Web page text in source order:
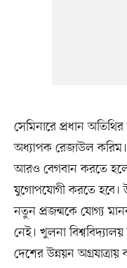
সেমিনারে প্রধান অতিথির
অধ্যাপক রেজাউল করিম।
আরও বেগবান করতে
যুগোপযোগী করতে হবে।
নতুন প্রজন্মকে যোগ্য
নেই। খুলনা
দেশের উন্নয়ন